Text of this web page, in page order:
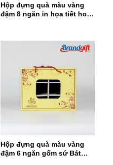
Hộp đựng quà màu vàng
đậm 8 ngăn in họa tiết hoa
Hộp đựng quà màu vàng
đậm 6 ngăn gốm sứ Bát